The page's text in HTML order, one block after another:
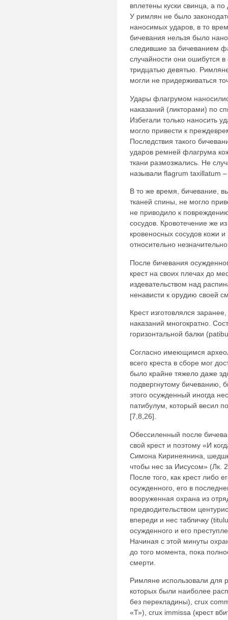
вплетены куски свинца, а
У римлян не было
наносимых ударов, в то
бичевания нельзя было
следившие за бичеванием
случайности они ошибутся
тридцатью девятью.
могли не придерживаться
Удары флагрумом
наказаний (ликторами) по
Избегали только наносить
могло привести к
Последствия такого
ударов ремней флагрума
ткани размозжались. Не
называли flagrum taxillatum
В то же время, бичевание,
тканей спины, не могло
не приводило к
сосудов. Кровотечение же
кровеносных сосудов кожи
относительно
После бичевания
крест на своих плечах до
издевательством над
ненависти к орудию своей
Крест изготовлялся
наказаний многократно.
горизонтальной балки
Согласно имеющимся
всего креста в сборе мог
было крайне тяжело даже
подвергнутому бичеванию,
этого осужденный иногда
патибулум, который весил
[7,8,26].
Обессиленный после
свой крест и поэтому «И
Симона Киринеянина,
чтобы нес за Иисусом» (Лк.
После того, как крест либо
осужденного, его в
вооруженная охрана из
предводительством
впереди и нес табличку
осужденного и его
Начиная с этой минуты
до того момента, пока
смерти.
Римляне использовали для
которых были наиболее
без перекладины), crux
«Т»), crux immissa (крест